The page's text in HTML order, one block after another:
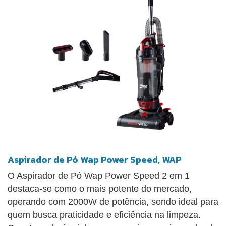
Aspirador de Pó Wap Power Speed, WAP
O Aspirador de Pó Wap Power Speed 2 em 1
destaca-se como o mais potente do mercado,
operando com 2000W de potência, sendo ideal para
quem busca praticidade e eficiência na limpeza.